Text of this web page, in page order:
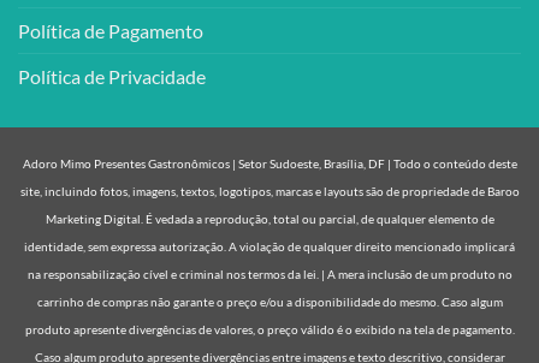
Política de Pagamento
Política de Privacidade
Adoro Mimo Presentes Gastronômicos | Setor Sudoeste, Brasília, DF | Todo o conteúdo deste
site, incluindo fotos, imagens, textos, logotipos, marcas e layouts são de propriedade de Baroo
Marketing Digital. É vedada a reprodução, total ou parcial, de qualquer elemento de
identidade, sem expressa autorização. A violação de qualquer direito mencionado implicará
na responsabilização cível e criminal nos termos da lei. | A mera inclusão de um produto no
carrinho de compras não garante o preço e/ou a disponibilidade do mesmo. Caso algum
produto apresente divergências de valores, o preço válido é o exibido na tela de pagamento.
Caso algum produto apresente divergências entre imagens e texto descritivo, considerar